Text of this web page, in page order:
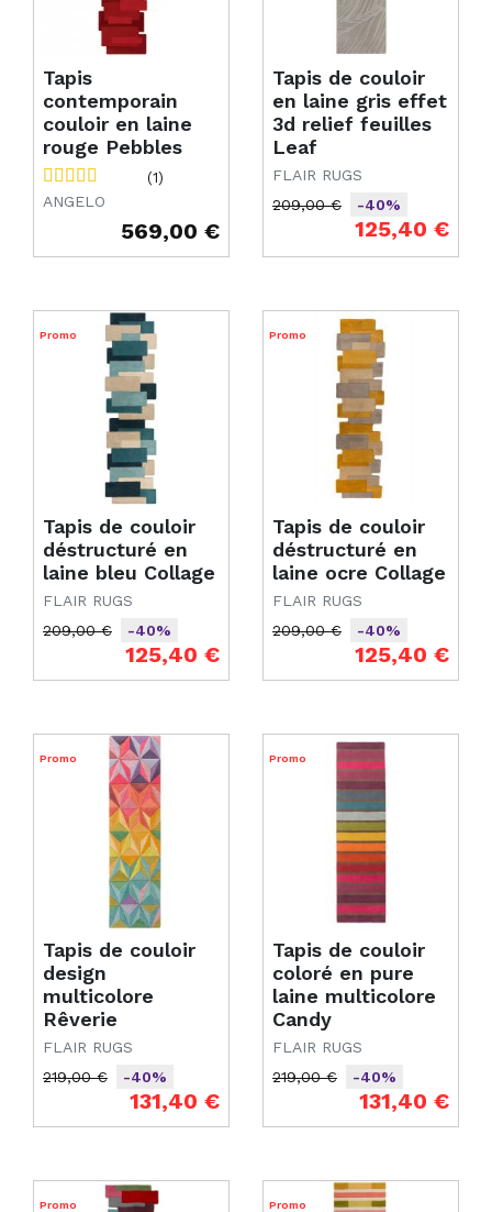
Tapis
contemporain
couloir en laine
rouge Pebbles
(1)
ANGELO
569,00 €
Tapis de couloir
en laine gris effet
3d relief feuilles
Leaf
FLAIR RUGS
Prix de base
209,00 €
-40%
125,40 €
Tapis de couloir
déstructuré en
laine bleu Collage
FLAIR RUGS
Prix de base
209,00 €
-40%
125,40 €
Promo
Tapis de couloir
déstructuré en
laine ocre Collage
FLAIR RUGS
Prix de base
209,00 €
-40%
125,40 €
Promo
Tapis de couloir
design
multicolore
Rêverie
FLAIR RUGS
Prix de base
219,00 €
-40%
131,40 €
Promo
Tapis de couloir
coloré en pure
laine multicolore
Candy
FLAIR RUGS
Prix de base
219,00 €
-40%
131,40 €
Promo
Promo Promo